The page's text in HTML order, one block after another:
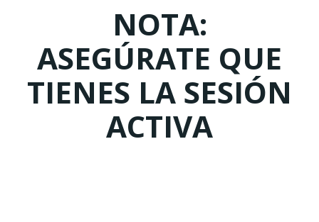
NOTA:
ASEGÚRATE QUE
TIENES LA SESIÓN
ACTIVA